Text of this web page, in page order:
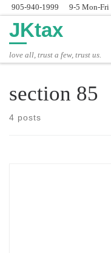
Skip to content
905-940-1999 9-5 Mon-Fri
JKtax
love all, trust a few, trust us.
section 85
4 posts